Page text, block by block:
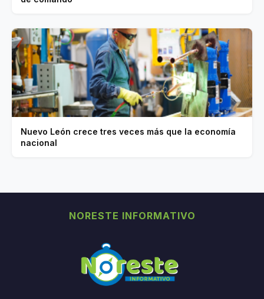
Nuevo León crece tres veces más que la economía
nacional
NORESTE INFORMATIVO